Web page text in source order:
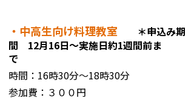
・中高生向け料理教室
＊申込み期
間 12月16日～実施日約1週間前ま
で
時間：16時30分～18時30分
参加費：３００円